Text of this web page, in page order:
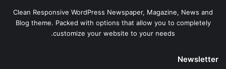
Clean Responsive WordPress Newspaper, Magazine, News and
Blog theme. Packed with options that allow you to completely
customize your website to your needs.
Newsletter